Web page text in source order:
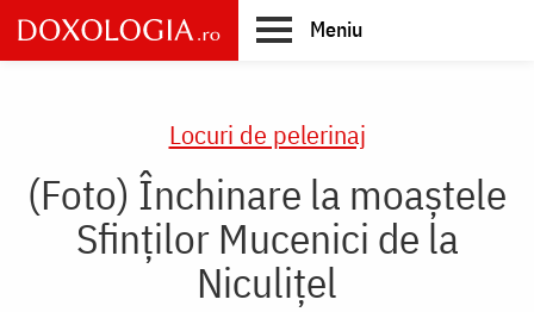
Skip
to
main
Meniu
Locuri de pelerinaj
(Foto) Închinare la moaștele
Sfinților Mucenici de la
Niculițel